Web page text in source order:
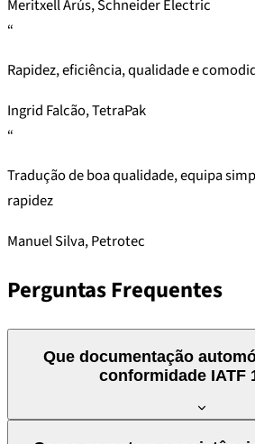
Meritxell Arús, Schneider Electric
“
Rapidez, eficiência, qualidade e
Ingrid Falcão, TetraPak
“
Tradução de boa qualidade, equipa
rapidez
Manuel Silva, Petrotec
Perguntas Frequentes
Que documentação
conformidade IATF